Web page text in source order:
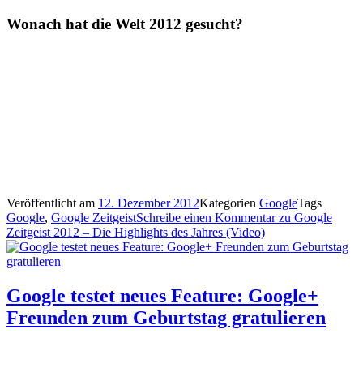
Wonach hat die Welt 2012 gesucht?
Veröffentlicht am 12. Dezember 2012Kategorien GoogleTags
Google, Google ZeitgeistSchreibe einen Kommentarzu Google
Zeitgeist 2012 – Die Highlights des Jahres (Video)
Google testet neues Feature: Google+
Freunden zum Geburtstag gratulieren